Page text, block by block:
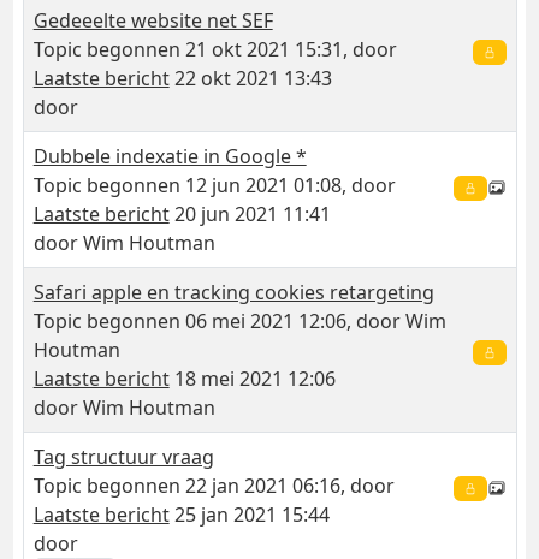
Gedeeelte website net SEF
Topic begonnen 21 okt 2021 15:31, door
Laatste bericht22 okt 2021 13:43
door
Dubbele indexatie in Google *
Topic begonnen 12 jun 2021 01:08, door
Laatste bericht20 jun 2021 11:41
doorWim Houtman
Safari apple en tracking cookies retargeting
Topic begonnen 06 mei 2021 12:06, doorWim
Houtman
Laatste bericht18 mei 2021 12:06
doorWim Houtman
Tag structuur vraag
Topic begonnen 22 jan 2021 06:16, door
Laatste bericht25 jan 2021 15:44
door